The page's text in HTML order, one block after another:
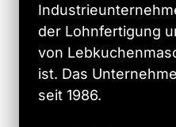
der Lohnfertigung
von
ist. Das
seit 1986.